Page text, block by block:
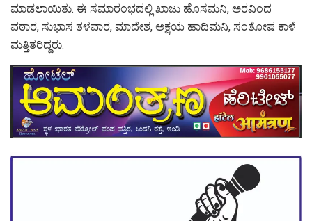
ಮಾಡಲಾಯಿತು. ಈ ಸಮಾರಂಭದಲ್ಲಿ ಖಾಜು ಹೊಸಮನಿ, ಅರವಿಂದ
ವಠಾರ, ಸುಭಾಸ ತಳವಾರ, ಮಾದೇಶ, ಅಕ್ಷಯ ಹಾದಿಮನಿ, ಸಂತೋಷ ಕಾಳೆ
ಮತ್ತಿತರಿದ್ದರು.